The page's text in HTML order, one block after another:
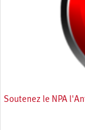
Soutenez le NPA